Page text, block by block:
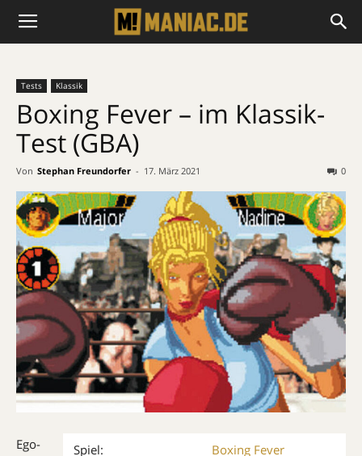
Tests Klassik
Boxing Fever – im Klassik-
Test (GBA)
Von Stephan Freundorfer - 17. März 2021 0
Spiel:
Boxing Fever
Ego-